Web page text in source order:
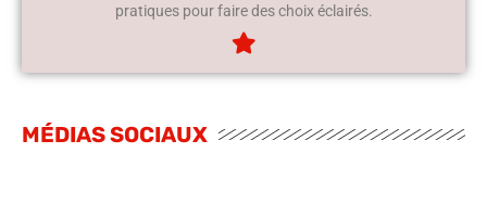
pratiques pour faire des choix éclairés.
MÉDIAS SOCIAUX